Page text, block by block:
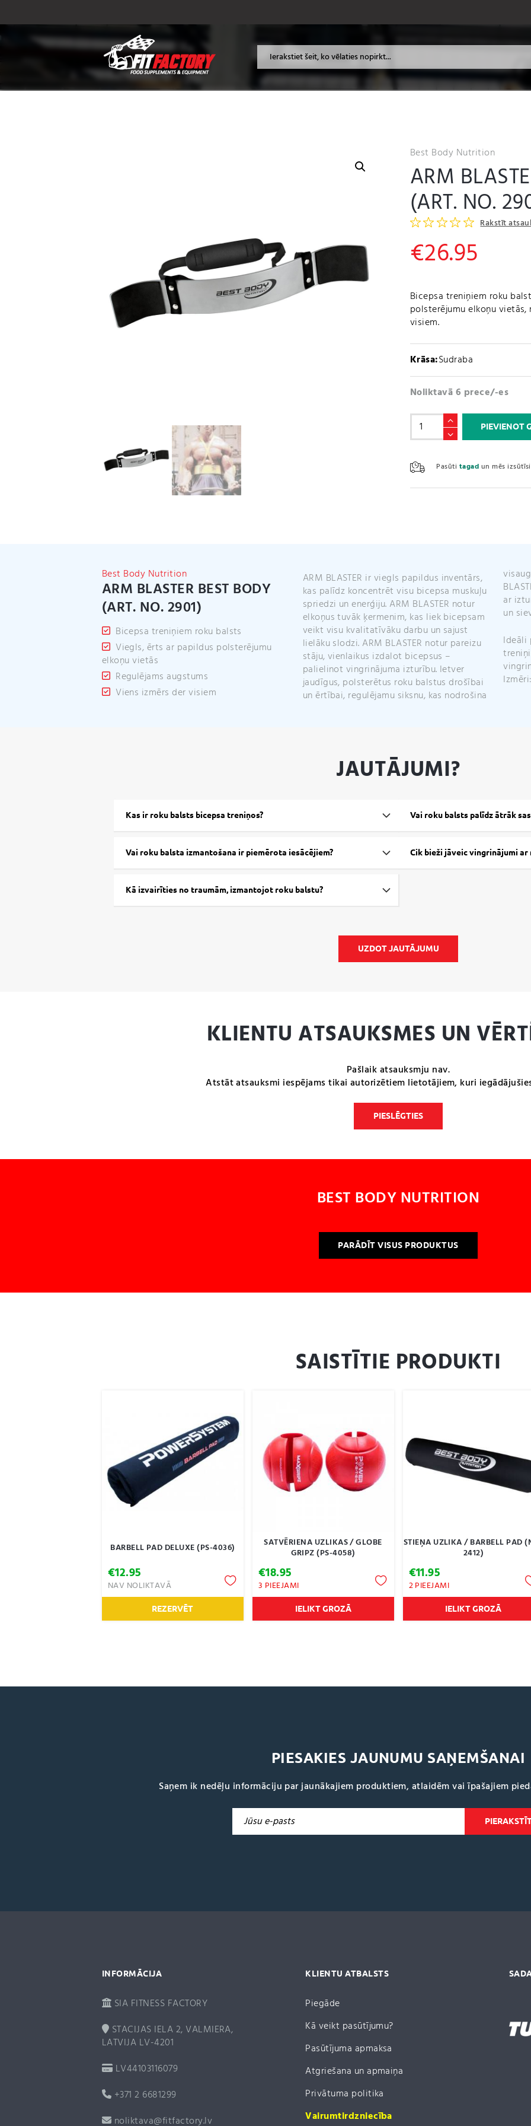
Best Body Nutrition
ARM
(ART. NO.
Rakstīt
€26.95
Bicepsa treniņiem roku
polsterējumu elkoņu
visiem.
Krāsa:Sudraba
Noliktavā 6 prece/-es
Arm
Blaster
Body
(Art.
No.
PIEVIENOT
Pasūti tagad un mēs
Best Body Nutrition
ARM BLASTER BEST BODY
(ART. NO. 2901)
Bicepsa treniņiem roku balsts
Viegls, ērts ar papildus polsterējumu
elkoņu vietās
Regulējams augstums
Viens izmērs der visiem
ARM BLASTER ir viegls papildus inventārs,
kas palīdz koncentrēt visu bicepsa muskuļu
spriedzi un enerģiju. ARM BLASTER notur
elkoņus tuvāk ķermenim, kas liek bicepsam
veikt visu kvalitatīvāku darbu un sajust
lielāku slodzi. ARM BLASTER notur pareizu
stāju, vienlaikus izdalot bicepsus –
palielinot vingrinājuma izturību. Ietver
jaudīgus, polsterētus roku balstus drošībai
un ērtībai, regulējamu siksnu, kas nodrošina
ar
un
Ideāli
JAUTĀJUMI?
Kas ir roku balsts bicepsa treniņos?
Vai roku balsta izmantošana ir piemērota iesācējiem?
Kā izvairīties no traumām, izmantojot roku balstu?
Vai roku balsts palīdz ātrāk
Cik bieži jāveic vingrinājumi ar
UZDOT JAUTĀJUMU
KLIENTU ATSAUKSMES UN
Pašlaik atsauksmju nav.
Atstāt atsauksmi iespējams tikai autorizētiem lietotājiem, kuri
PIESLĒGTIES
BEST BODY NUTRITION
PARĀDĪT VISUS PRODUKTUS
SAISTĪTIE PRODUKTI
BARBELL PAD DELUXE (PS-4036)
€12.95
NAV NOLIKTAVĀ
REZERVĒT
SATVĒRIENA UZLIKAS / GLOBE
GRIPZ (PS-4058)
€18.95
3 PIEEJAMI
IELIKT GROZĀ
STIEŅA UZLIKA / BARBELL PAD
2412)
€11.95
2 PIEEJAMI
IELIKT GROZĀ
PIESAKIES JAUNUMU SAŅEMŠANAI
Saņem ik nedēļu informāciju par jaunākajiem produktiem, atlaidēm vai īpašajiem
INFORMĀCIJA
SIA FITNESS FACTORY
STACIJAS IELA 2, VALMIERA,
LATVIJA LV-4201
LV44103116079
+371 2 6681299
noliktava@fitfactory.lv
KLIENTU ATBALSTS
Piegāde
Kā veikt pasūtījumu?
Pasūtījuma apmaksa
Atgriešana un apmaiņa
Privātuma politika
Vairumtirdzniecība